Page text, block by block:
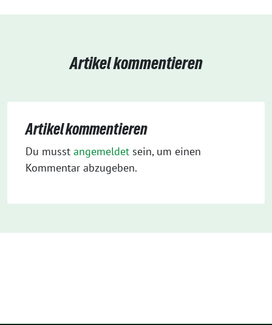
Artikel kommentieren
Artikel kommentieren
Du musst angemeldet sein, um einen
Kommentar abzugeben.